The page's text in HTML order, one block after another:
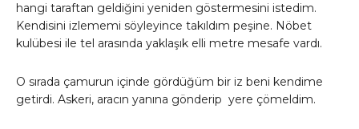
hangi taraftan geldiğini yeniden göstermesini istedim.
Kendisini izlememi söyleyince takıldım peşine. Nöbet
kulübesi ile tel arasında yaklaşık elli metre mesafe vardı.
O sırada çamurun içinde gördüğüm bir iz beni kendime
getirdi. Askeri, aracın yanına gönderip yere çömeldim.